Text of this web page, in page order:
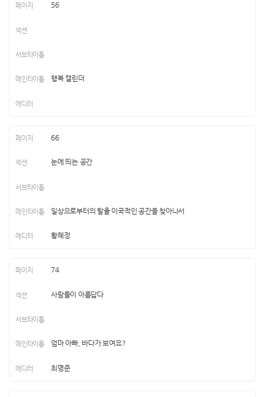
56
행복 캘린더
66
눈에 띄는 공간
일상으로부터의 탈출 이국적인 공간을 찾아나서
황혜정
74
사람들이 아름답다
엄마 아빠, 바다가 보여요?
최명준